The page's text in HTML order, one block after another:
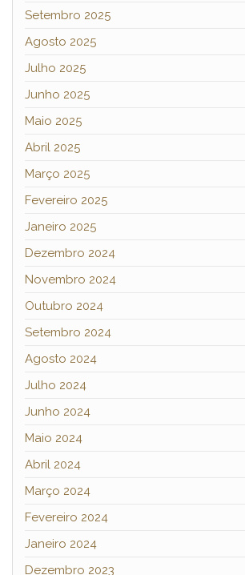
Setembro 2025
Agosto 2025
Julho 2025
Junho 2025
Maio 2025
Abril 2025
Março 2025
Fevereiro 2025
Janeiro 2025
Dezembro 2024
Novembro 2024
Outubro 2024
Setembro 2024
Agosto 2024
Julho 2024
Junho 2024
Maio 2024
Abril 2024
Março 2024
Fevereiro 2024
Janeiro 2024
Dezembro 2023